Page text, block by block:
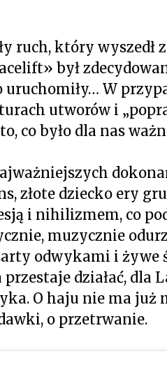
ruch, który wyszedł
był
uruchomiły… W
utworów i
co było dla nas
złote dziecko ery
i nihilizmem, co
muzycznie
odwykami i żywe
przestaje działać, dla
O haju nie ma już
o przetrwanie.